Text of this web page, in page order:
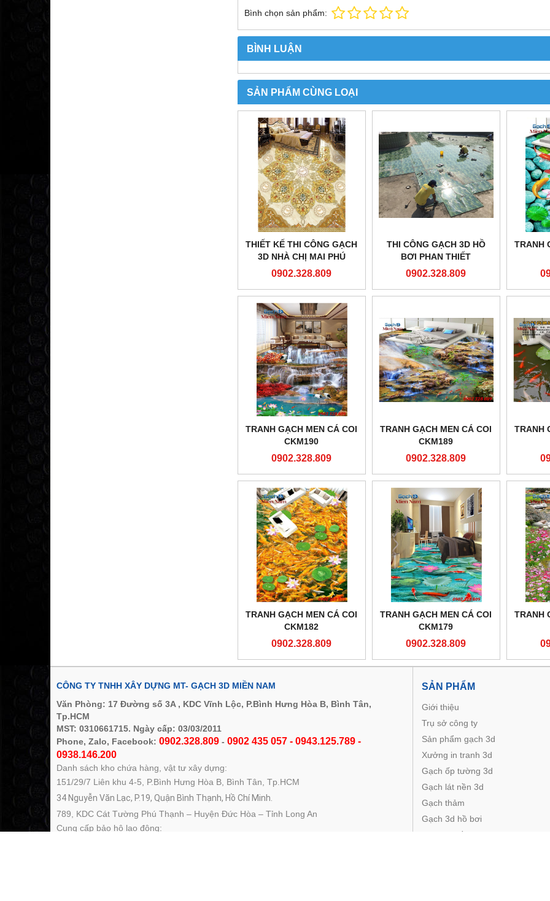
Bình chọn sản phẩm:
BÌNH LUẬN
SẢN PHẨM CÙNG LOẠI
THIẾT KẾ THI CÔNG GẠCH
3D NHÀ CHỊ MAI PHÚ
NHUẬN
0902.328.809
THI CÔNG GẠCH 3D HỒ
BƠI PHAN THIẾT
0902.328.809
TRANH
TRANH GẠCH MEN CÁ COI
CKM190
0902.328.809
TRANH GẠCH MEN CÁ COI
CKM189
0902.328.809
TRANH
TRANH GẠCH MEN CÁ COI
CKM182
0902.328.809
TRANH GẠCH MEN CÁ COI
CKM179
0902.328.809
TRANH
CÔNG TY TNHH XÂY DỰNG MT- GẠCH 3D MIỀN NAM
Văn Phòng: 17 Đường số 3A , KDC Vĩnh Lộc, P.Bình Hưng Hòa B, Bình Tân,
Tp.HCM
MST: 0310661715. Ngày cấp: 03/03/2011
Phone, Zalo, Facebook: 0902.328.809 - 0902 435 057 - 0943.125.789 -
0938.146.200
Danh sách kho chứa hàng, vật tư xây dựng:
151/29/7 Liên khu 4-5, P.Bình Hưng Hòa B, Bình Tân, Tp.HCM
34 Nguyễn Văn Lạc, P.19, Quận Bình Thạnh, Hồ Chí Minh.
789, KDC Cát Tường Phú Thạnh – Huyện Đức Hòa – Tỉnh Long An
Cung cấp bảo hộ lao động:
SẢN PHẨM
Giới thiệu
Trụ sở công ty
Sản phẩm gạch 3d
Xưởng in tranh 3d
Gạch ốp tường 3d
Gạch lát nền 3d
Gạch thảm
Gạch 3d hồ bơi
Gạch 3d cầu thang